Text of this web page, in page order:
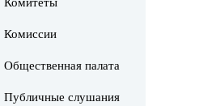
Комиссии
Общественная палата
Публичные слушания